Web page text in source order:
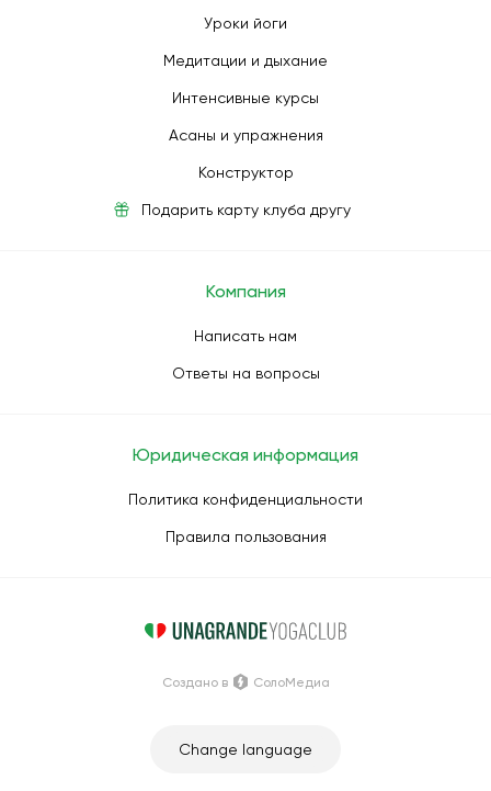
Уроки йоги
Медитации и дыхание
Интенсивные курсы
Асаны и упражнения
Конструктор
Подарить карту клуба другу
Компания
Написать нам
Ответы на вопросы
Юридическая информация
Политика конфиденциальности
Правила пользования
Change language
Создано в СолоМедиа